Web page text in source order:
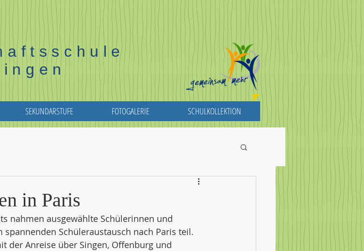
SEKUNDARSTUFE FOTOGALERIE SCHULKOLLEKTION
in Paris
nahmen ausgewählte Schülerinnen und
spannenden Schüleraustausch nach Paris teil.
der Anreise über Singen, Offenburg und